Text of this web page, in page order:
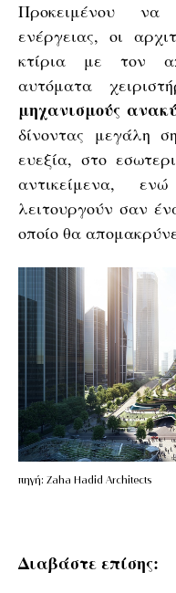
Προκειμένου
ενέργειας, οι
κτίρια με τον
αυτόματα
μηχανισμούς
δίνοντας μεγάλη
ευεξία, στο
αντικείμενα,
λειτουργούν σαν
οποίο θα
πηγή: Zaha Hadid Architects
Διαβάστε επίσης: